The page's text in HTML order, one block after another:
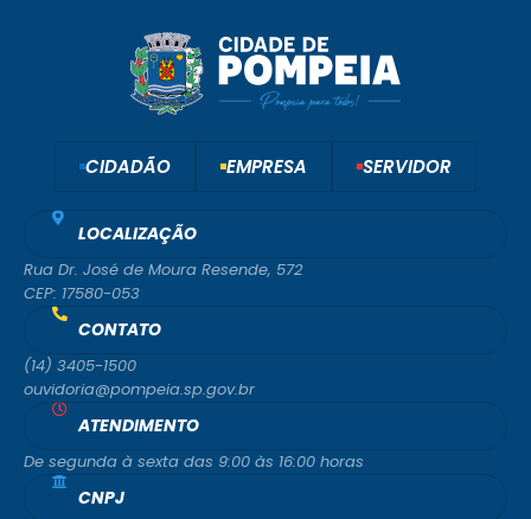
CIDADÃO EMPRESA SERVIDOR
LOCALIZAÇÃO
Rua Dr. José de Moura Resende, 572
CEP: 17580-053
CONTATO
(14) 3405-1500
ouvidoria@pompeia.sp.gov.br
ATENDIMENTO
De segunda à sexta das 9:00 às 16:00 horas
CNPJ